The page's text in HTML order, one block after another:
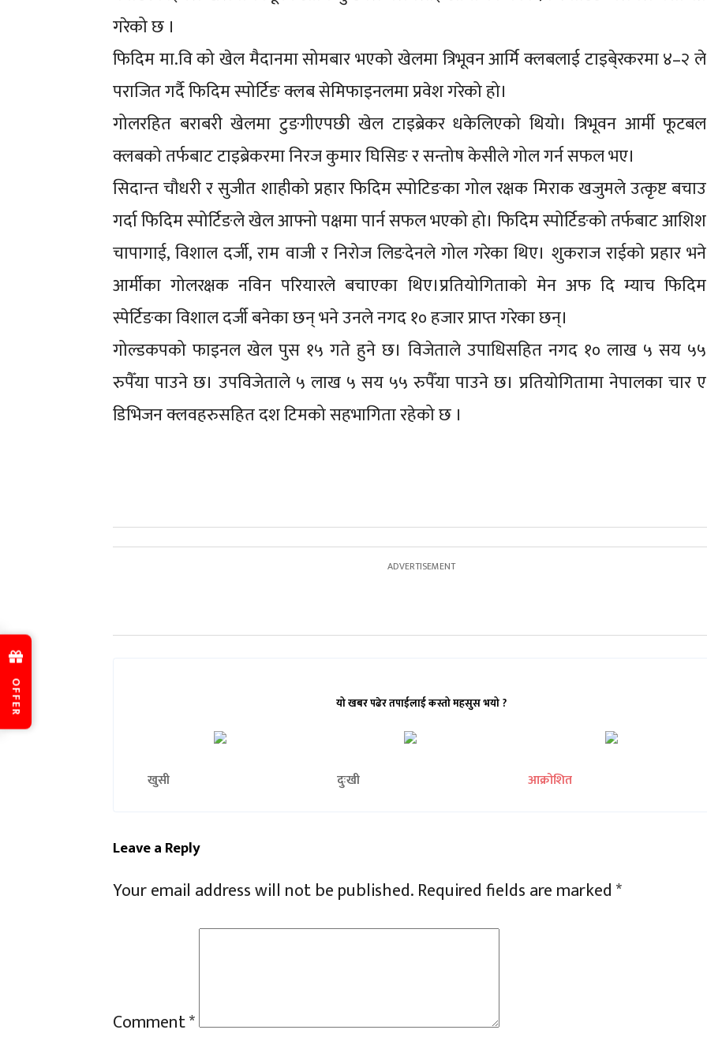
गरेको छ ।
फिदिम मा.वि को खेल मैदानमा सोमबार भएको खेलमा त्रिभूवन आर्मि क्लबलाई टाइबे्रकरमा ४–२ ले
पराजित गर्दै फिदिम स्पोर्टिङ क्लब सेमिफाइनलमा प्रवेश गरेको हो।
गोलरहित बराबरी खेलमा टुङगीएपछी खेल टाइब्रेकर धकेलिएको थियो। त्रिभूवन आर्मी फूटबल
क्लबको तर्फबाट टाइब्रेकरमा निरज कुमार घिसिङ र सन्तोष केसीले गोल गर्न सफल भए।
सिदान्त चौधरी र सुजीत शाहीको प्रहार फिदिम स्पोटिङका गोल रक्षक मिराक खजुमले उत्कृष्ट बचाउ
गर्दा फिदिम स्पोर्टिङले खेल आफ्नो पक्षमा पार्न सफल भएको हो। फिदिम स्पोर्टिङको तर्फबाट आशिश
चापागाई, विशाल दर्जी, राम वाजी र निरोज लिङदेनले गोल गरेका थिए। शुकराज राईको प्रहार भने
आर्मीका गोलरक्षक नविन परियारले बचाएका थिए।प्रतियोगिताको मेन अफ दि म्याच फिदिम
स्पेर्टिङका विशाल दर्जी बनेका छन् भने उनले नगद १० हजार प्राप्त गरेका छन्।
गोल्डकपको फाइनल खेल पुस १५ गते हुने छ। विजेताले उपाधिसहित नगद १० लाख ५ सय ५५
रुपैँया पाउने छ। उपविजेताले ५ लाख ५ सय ५५ रुपैँया पाउने छ। प्रतियोगितामा नेपालका चार ए
डिभिजन क्लवहरुसहित दश टिमको सहभागिता रहेको छ ।
यो खबर पढेर तपाईलाई कस्तो महसुस भयो ?
खुसी दुःखी आक्रोशित
Leave a Reply
Your email address will not be published.Required fields are marked*
Comment*
OFFER